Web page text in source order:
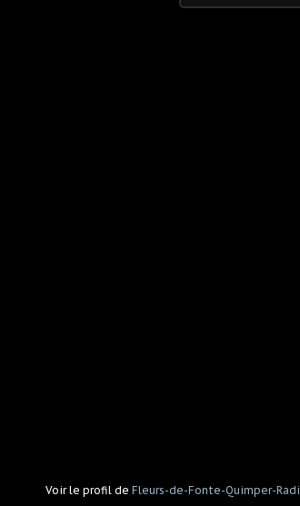
Voir le profil de Fleurs-de-Fonte-Quimper-